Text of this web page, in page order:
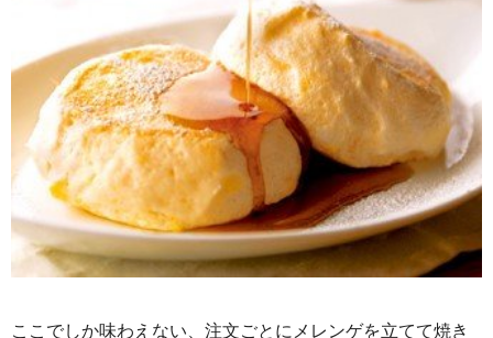
ここでしか味わえない、注文ごとにメレンゲを立てて焼き